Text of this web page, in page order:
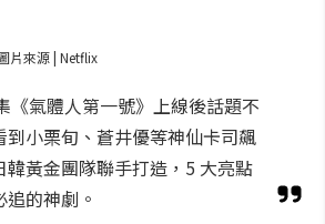
片來源 | Netflix
氣體人第一號》上線後話題不
到小栗旬、蒼井優等神仙卡司飆
韓黃金團隊聯手打造，5 大亮點
的神劇。